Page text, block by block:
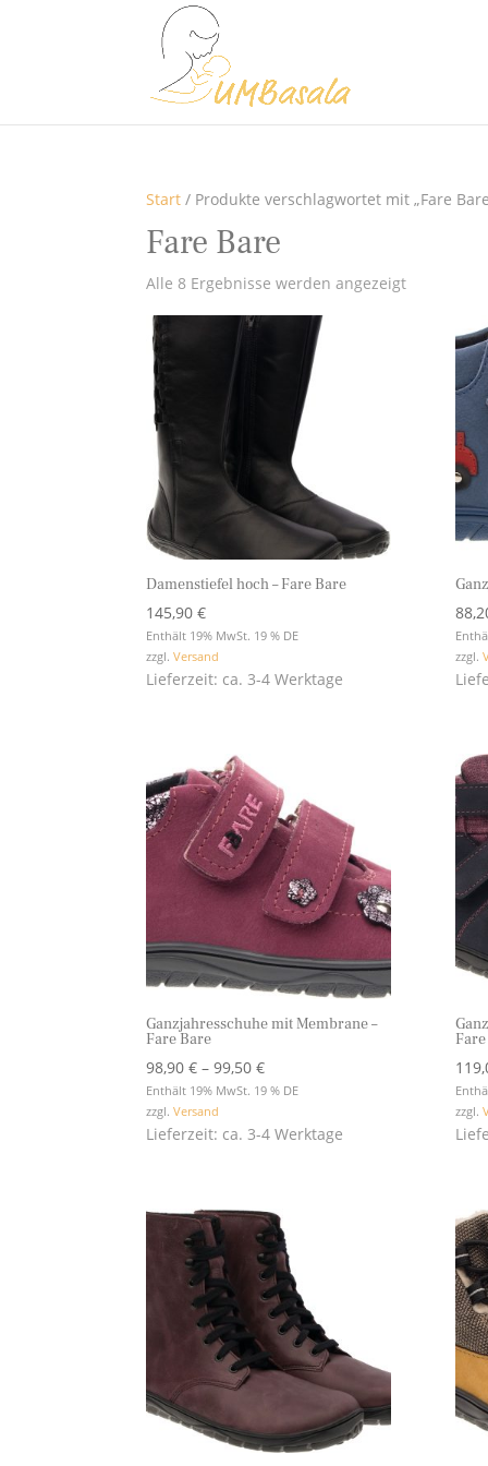
Start / Produkte verschlagwortet mit „Fare
Fare Bare
Alle 8 Ergebnisse werden angezeigt
Damenstiefel hoch – Fare Bare
145,90€
Enthält 19% MwSt. 19 % DE
zzgl.Versand
Lieferzeit: ca. 3-4 Werktage
zzgl.
Ganzjahresschuhe mit Membrane –
Fare Bare
98,90€ –99,50€Preisspanne:
98,90 €
99,50 €
Enthält 19% MwSt. 19 % DE
zzgl.Versand
Lieferzeit: ca. 3-4 Werktage
zzgl.